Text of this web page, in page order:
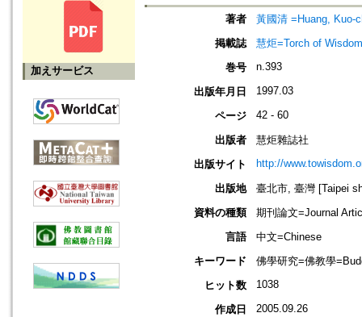
加えサービス
著者
黃國清 =Huang, Kuo-
掲載誌
慧炬=Torch of
巻号
n.393
出版年月日 1997.03
ページ 42 - 60
出版者
慧炬雜誌社
出版サイト
http://
出版地
臺北市, 臺灣 [Taipei
資料の種類
期刊論文=Journal
言語
中文=Chinese
キーワード
佛學研究=佛教學
ヒット数
1038
作成日 2005.09.26